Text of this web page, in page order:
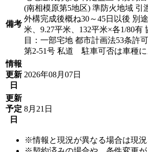
備考
(南相模原第5地区) 準防火地域 引
外構完成後概ね30～45日以後 別
米、9.27平米、132平米×各1/80有
目：一部宅地 都市計画法53条許
第2-51号 私道 駐車可否は車種
情報
更新
日
2026年08月07日
更新
予定
日
8月21日
※情報と現況が異なる場合は現況